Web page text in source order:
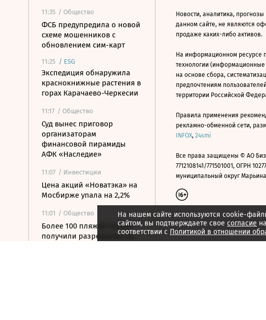
11:35 / Общество
ФСБ предупредила о новой
схеме мошенников с
обновлением сим-карт
11:25 / ESG
Экспедиция обнаружила
краснокнижные растения в
горах Карачаево-Черкесии
11:17 / Общество
Суд вынес приговор
организаторам
финансовой пирамиды
АФК «Наследие»
11:07 / Инвестиции
Цена акций «Новатэка» на
Мосбирже упала на 2,2%
11:01 / Общество
Более 100 пляжей Анапы
получили разрешение на
На нашем сайте используются cookie-
сайтом, вы подтверждаете свое согласие
соответствии с Политикой в отношении
Новости, аналитика,
данном сайте, не являются
продаже каких-либо активов.
На информационном ресурсе
технологии
на основе сбора,
предпочтениям
территории Российской
Правила применения
рекламно-обменной сети,
INFOX, 24smi
Все права защищены © АО
7712108141/771501001, ОГРН
муниципальный округ